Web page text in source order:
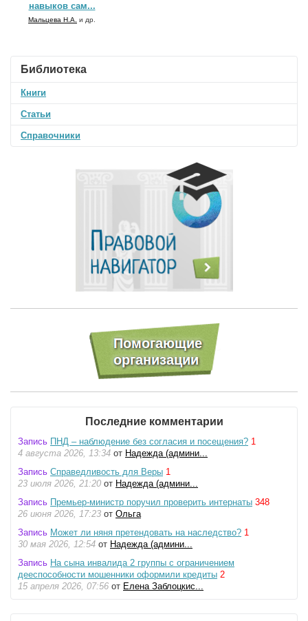
навыков сам...
Мальцева Н.А. и др.
Библиотека
Книги
Статьи
Справочники
Последние комментарии
Запись ПНД – наблюдение без согласия и посещения? 1
4 августа 2026, 13:34 от Надежда (админи...
Запись Справедливость для Веры 1
23 июля 2026, 21:20 от Надежда (админи...
Запись Премьер-министр поручил проверить интернаты 348
26 июня 2026, 17:23 от Ольга
Запись Может ли няня претендовать на наследство? 1
30 мая 2026, 12:54 от Надежда (админи...
Запись На сына инвалида 2 группы с ограничением
дееспособности мошенники оформили кредиты 2
15 апреля 2026, 07:56 от Елена Заблоцкис...